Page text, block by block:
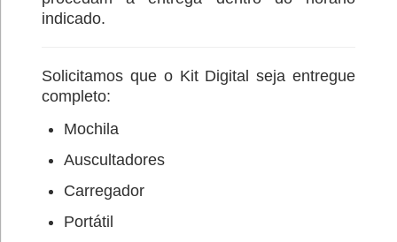
indicado.
Solicitamos que o Kit Digital seja entregue
completo:
Mochila
Auscultadores
Carregador
Portátil